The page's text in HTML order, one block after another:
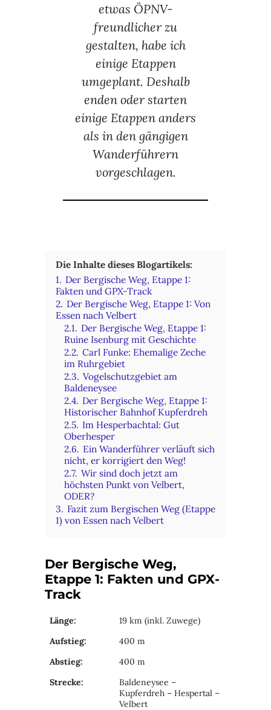
etwas ÖPNV-
freundlicher zu
gestalten, habe ich
einige Etappen
umgeplant. Deshalb
enden oder starten
einige Etappen anders
als in den gängigen
Wanderführern
vorgeschlagen.
Die Inhalte dieses Blogartikels:
1. Der Bergische Weg, Etappe 1:
Fakten und GPX-Track
2. Der Bergische Weg, Etappe 1: Von
Essen nach Velbert
2.1. Der Bergische Weg, Etappe 1:
Ruine Isenburg mit Geschichte
2.2. Carl Funke: Ehemalige Zeche
im Ruhrgebiet
2.3. Vogelschutzgebiet am
Baldeneysee
2.4. Der Bergische Weg, Etappe 1:
Historischer Bahnhof Kupferdreh
2.5. Im Hesperbachtal: Gut
Oberhesper
2.6. Ein Wanderführer verläuft sich
nicht, er korrigiert den Weg!
2.7. Wir sind doch jetzt am
höchsten Punkt von Velbert,
ODER?
3. Fazit zum Bergischen Weg (Etappe
1) von Essen nach Velbert
Der Bergische Weg,
Etappe 1: Fakten und GPX-
Track
Länge:
19 km (inkl. Zuwege)
Aufstieg:
400 m
Abstieg:
400 m
Strecke:
Baldeneysee –
Kupferdreh – Hespertal –
Velbert